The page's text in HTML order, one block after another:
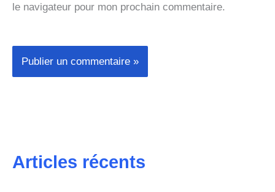
le navigateur pour mon prochain commentaire.
Articles récents